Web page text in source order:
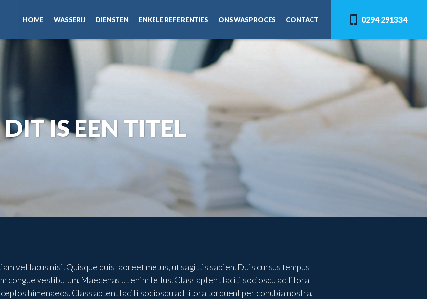
0294 291334
HOME WASSERIJ DIENSTEN ENKELE REFERENTIES ONS WASPROCES CONTACT
DIT IS EEN TITEL
vel lacus nisi. Quisque quis laoreet metus, ut sagittis sapien. Duis cursus tempus
congue vestibulum. Maecenas ut enim tellus. Class aptent taciti sociosqu ad litora
himenaeos. Class aptent taciti sociosqu ad litora torquent per conubia nostra,